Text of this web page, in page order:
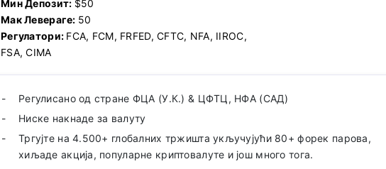
Мин Депозит: $50
Мак Левераге: 50
Регулатори: FCA, FCM, FRFED, CFTC, NFA, IIROC,
FSA, CIMA
Регулисано од стране ФЦА (У.К.) & ЦФТЦ, НФА (САД)
Ниске накнаде за валуту
Тргујте на 4.500+ глобалних тржишта укључујући 80+ форек парова,
хиљаде акција, популарне криптовалуте и још много тога.